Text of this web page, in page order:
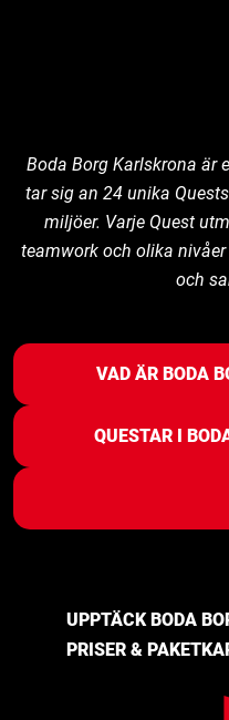
Boda Borg Karlskrona är
tar sig an 24 unika
miljöer. Varje Quest
teamwork och olika
och
VAD ÄR BODA
QUESTAR I
UPPTÄCK BODA
PRISER & PAKET